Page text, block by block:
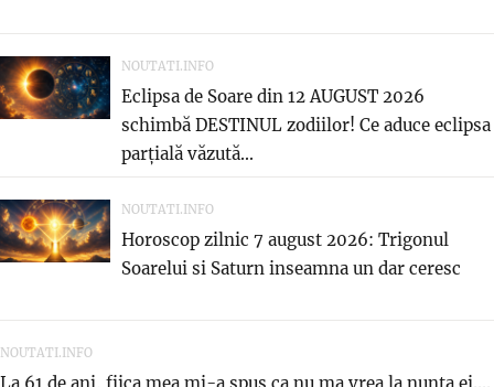
NOUTATI.INFO
Eclipsa de Soare din 12 AUGUST 2026
schimbă DESTINUL zodiilor! Ce aduce eclipsa
parțială văzută...
NOUTATI.INFO
Horoscop zilnic 7 august 2026: Trigonul
Soarelui si Saturn inseamna un dar ceresc
NOUTATI.INFO